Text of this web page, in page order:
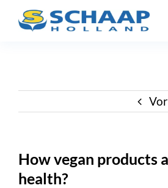
naar
Segmenten
How vegan products
health?